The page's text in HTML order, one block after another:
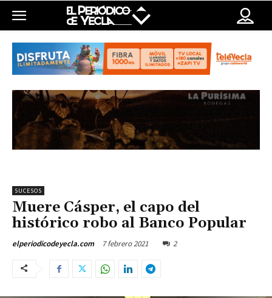
SUCESOS
Muere Cásper, el capo del
histórico robo al Banco Popular
elperiodicodeyecla.com 7 febrero 2021 2